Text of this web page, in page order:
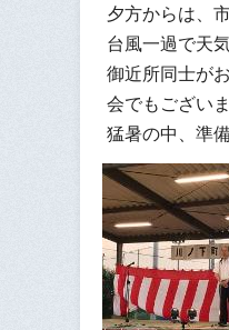
夕方からは、
台風一過で天
御近所同士が
会でもござい
猛暑の中、準